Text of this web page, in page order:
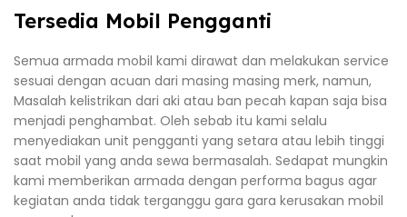
Tersedia Mobil Pengganti
Semua armada mobil kami dirawat dan melakukan service
sesuai dengan acuan dari masing masing merk, namun,
Masalah kelistrikan dari aki atau ban pecah kapan saja bisa
menjadi penghambat. Oleh sebab itu kami selalu
menyediakan unit pengganti yang setara atau lebih tinggi
saat mobil yang anda sewa bermasalah. Sedapat mungkin
kami memberikan armada dengan performa bagus agar
kegiatan anda tidak terganggu gara gara kerusakan mobil